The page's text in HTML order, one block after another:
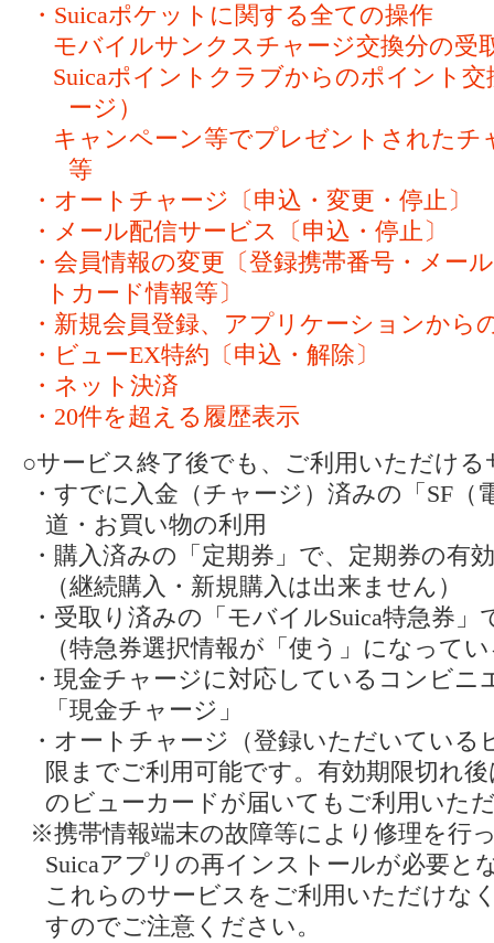
・Suicaポケットに関する全ての操作
モバイルサンクスチャージ交換分の受
Suicaポイントクラブからのポイント
ージ）
キャンペーン等でプレゼントされた
等
・オートチャージ〔申込・変更・停止〕
・メール配信サービス〔申込・停止〕
・会員情報の変更〔登録携帯番号・メー
トカード情報等〕
・新規会員登録、アプリケーションから
・ビューEX特約〔申込・解除〕
・ネット決済
・20件を超える履歴表示
○サービス終了後でも、ご利用いただける
・すでに入金（チャージ）済みの「SF（
道・お買い物の利用
・購入済みの「定期券」で、定期券の有
（継続購入・新規購入は出来ません）
・受取り済みの「モバイルSuica特急券」
（特急券選択情報が「使う」になって
・現金チャージに対応しているコンビ
「現金チャージ」
・オートチャージ（登録いただいている
限までご利用可能です。有効期限切れ
のビューカードが届いてもご利用いた
※携帯情報端末の故障等により修理を行
Suicaアプリの再インストールが必要と
これらのサービスをご利用いただけな
すのでご注意ください。